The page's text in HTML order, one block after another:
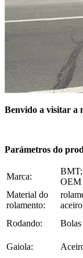
Benvido a visitar a
Parámetros do
Marca:
OEM
Material do
rolamento:
aceiro
Rodando: Bolas
Gaiola: